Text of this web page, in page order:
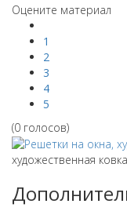
Оцените материал
1
2
3
4
5
(0 голосов)
художественная ковка